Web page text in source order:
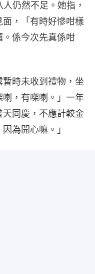
仍然不足。她指，
，「有時好慘咁樣
係今次先真係咁
時未收到禮物，坐
，有㗎喇。」一年
同慶，不應計較金
為開心嘛。」